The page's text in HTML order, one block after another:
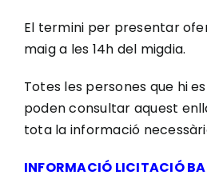
El termini per presentar
maig a les 14h del migdia.
Totes les persones que hi
poden consultar aquest
tota la informació
INFORMACIÓ LICITACIÓ